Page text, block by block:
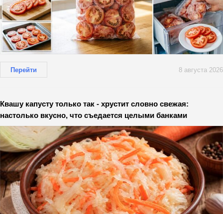
Перейти 8 августа 2026
Квашу капусту только так - хрустит словно свежая:
настолько вкусно, что съедается целыми банками